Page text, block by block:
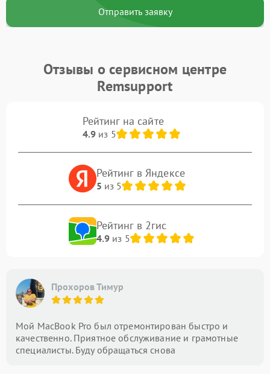
Отправить заявку
Отзывы о сервисном центре
Remsupport
Рейтинг на сайте
4.9из 5
Рейтинг в Яндексе
5 из 5
Рейтинг в 2гис
4.9из 5
Прохоров Тимур
Мой MacBook Pro был отремонтирован быстро и
качественно. Приятное обслуживание и грамотные
специалисты. Буду обращаться снова